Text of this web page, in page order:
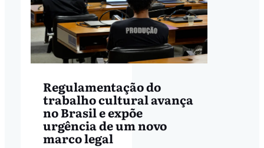
Regulamentação do
trabalho cultural avança
no Brasil e expõe
urgência de um novo
marco legal